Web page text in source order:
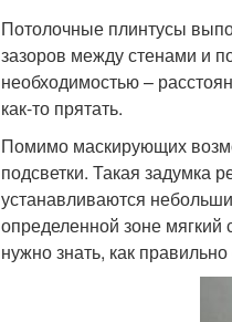
Потолочные плинтусы
зазоров между стенами и
необходимостью –
как-то прятать.
Помимо маскирующих
подсветки. Такая задумка
устанавливаются
определенной зоне мягкий
нужно знать, как